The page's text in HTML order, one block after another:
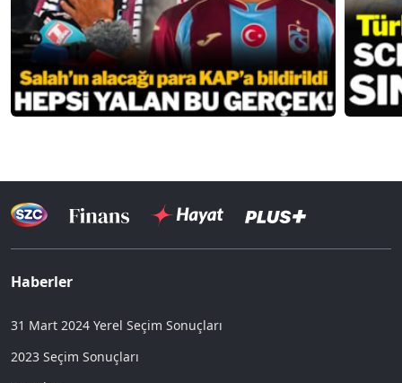
Haberler
31 Mart 2024 Yerel Seçim Sonuçları
2023 Seçim Sonuçları